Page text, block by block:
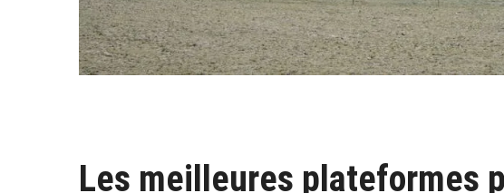
Les meilleures plateformes